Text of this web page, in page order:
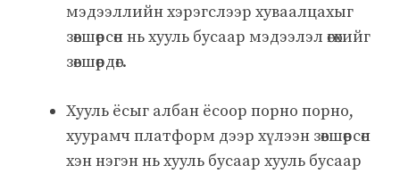
мэдээллийн хэрэгслээр хуваалцахыг
зөвшөөрсөн нь хууль бусаар мэдээлэл өгөхийг
зөвшөөрдөг.
Хууль ёсыг албан ёсоор порно порно,
хуурамч платформ дээр хүлээн зөвшөөрсөн
хэн нэгэн нь хууль бусаар хууль бусаар